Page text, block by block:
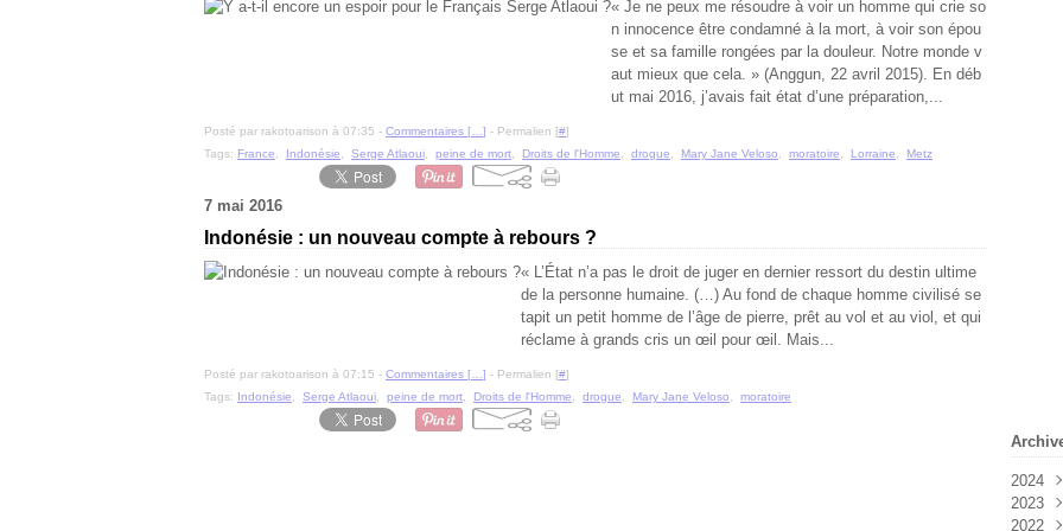
« Je ne peux me résoudre à voir un homme qui crie so
n innocence être condamné à la mort, à voir son épou
se et sa famille rongées par la douleur. Notre monde v
aut mieux que cela. » (Anggun, 22 avril 2015). En déb
ut mai 2016, j’avais fait état d’une préparation,...
Posté par rakotoarison à 07:35 - Commentaires [ ] - Permalien [#]
Tags: France Indonésie Serge Atlaoui peine de mort Droits de l'Homme drogue Mary Jane Veloso moratoire Lorraine Metz
7 mai 2016
Indonésie : un nouveau compte à rebours ?
« L’État n’a pas le droit de juger en dernier ressort du destin ultime
de la personne humaine. (…) Au fond de chaque homme civilisé se
tapit un petit homme de l’âge de pierre, prêt au vol et au viol, et qui
réclame à grands cris un œil pour œil. Mais...
Posté par rakotoarison à 07:15 - Commentaires [ ] - Permalien [#]
Tags: Indonésie Serge Atlaoui peine de mort Droits de l'Homme drogue Mary Jane Veloso moratoire
2024
2023
2022